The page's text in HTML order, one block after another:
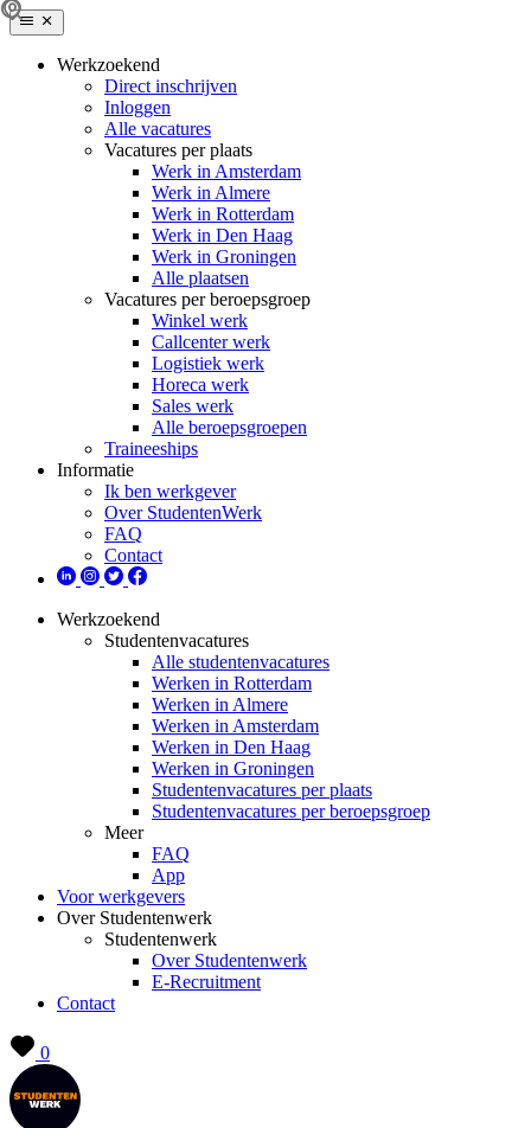
Werkzoekend
Direct inschrijven
Inloggen
Alle vacatures
Vacatures per plaats
Werk in Amsterdam
Werk in Almere
Werk in Rotterdam
Werk in Den Haag
Werk in Groningen
Alle plaatsen
Vacatures per beroepsgroep
Winkel werk
Callcenter werk
Logistiek werk
Horeca werk
Sales werk
Alle beroepsgroepen
Traineeships
Informatie
Ik ben werkgever
Over StudentenWerk
FAQ
Contact
Werkzoekend
Studentenvacatures
Alle studentenvacatures
Werken in Rotterdam
Werken in Almere
Werken in Amsterdam
Werken in Den Haag
Werken in Groningen
Studentenvacatures per plaats
Studentenvacatures per beroepsgroep
Meer
FAQ
App
Voor werkgevers
Over Studentenwerk
Studentenwerk
Over Studentenwerk
E-Recruitment
Contact
0